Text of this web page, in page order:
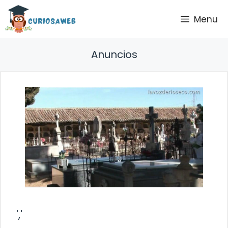
Saltar
contenido
Menu
Anuncios
','